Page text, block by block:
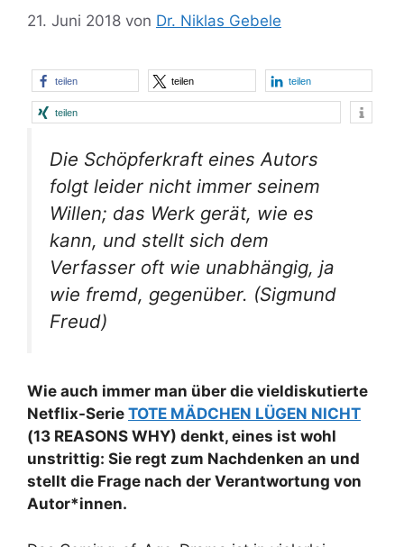
21. Juni 2018 von Dr. Niklas Gebele
teilen teilen teilen
teilen
Die Schöpferkraft eines Autors
folgt leider nicht immer seinem
Willen; das Werk gerät, wie es
kann, und stellt sich dem
Verfasser oft wie unabhängig, ja
wie fremd, gegenüber. (Sigmund
Freud)
Wie auch immer man über die vieldiskutierte
Netflix-Serie TOTE MÄDCHEN LÜGEN NICHT
(13 REASONS WHY) denkt, eines ist wohl
unstrittig: Sie regt zum Nachdenken an und
stellt die Frage nach der Verantwortung von
Autor*innen.